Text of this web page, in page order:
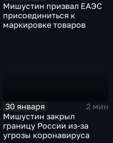
Мишустин призвал ЕАЭС
присоединиться к
маркировке товаров
30 января
2 мин
Мишустин закрыл
границу России из-за
угрозы коронавируса